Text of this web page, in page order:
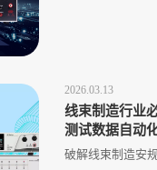
2026.03.13
线束制造行业
测试数据自动
破解线束制造安